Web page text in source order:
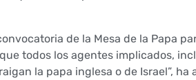
de la Mesa de la Papa
todos los agentes implicados,
la papa inglesa o de Israel”, ha